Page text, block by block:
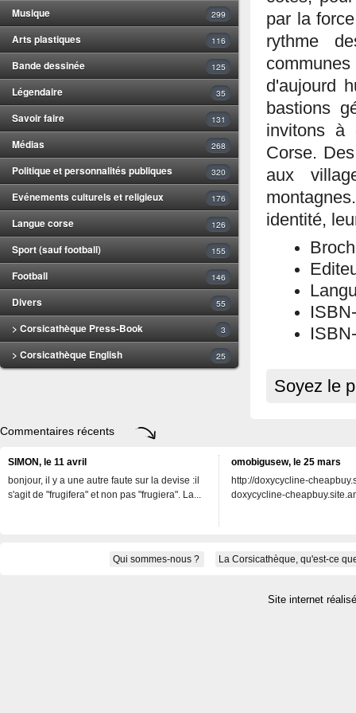
Musique 299
Arts plastiques 116
Bande dessinée 125
Légendaire 35
Savoir faire 131
Médias 268
Politique et personnalités publiques 320
Evénements culturels et religieux 176
Langue corse 126
Sport (sauf football) 155
Football 146
Divers 55
> Corsicathèque Press-Book 3
> Corsicathèque English 25
par la
rythme
d'aujourd
bastions
invitons à
Corse.
aux
identité,
Soyez le
Commentaires récents
SIMON, le 11 avril
bonjour, il y a une autre faute sur la devise :il
s'agit de "frugifera" et non pas "frugiera". La...
omobigusew, le 25 mars
http://doxycycline-
doxycycline-
Qui sommes-nous ? La Corsicathèque, qu'est-ce
Site internet